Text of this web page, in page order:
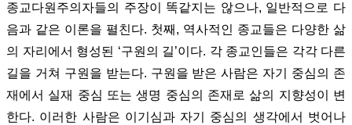
종교다원주의자들의 주장이 똑같지는 않으나, 일반적으로 다
음과 같은 이론을 펼친다. 첫째, 역사적인 종교들은 다양한 삶
의 자리에서 형성된 ‘구원의 길’이다. 각 종교인들은 각각 다른
길을 거쳐 구원을 받는다. 구원을 받은 사람은 자기 중심의 존
재에서 실재 중심 또는 생명 중심의 존재로 삶의 지향성이 변
한다. 이러한 사람은 이기심과 자기 중심의 생각에서 벗어나